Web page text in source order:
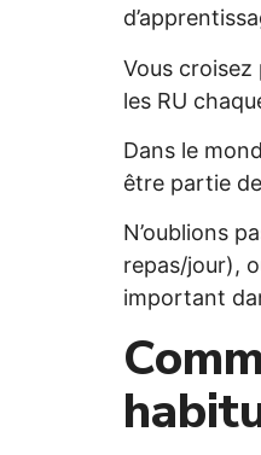
Vous
les RU
Dans le
être partie
N’oublions
repas/jour),
important